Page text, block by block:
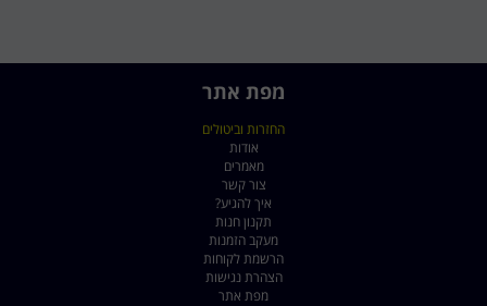
מפת אתר
החזרות וביטולים
אודות
מאמרים
צור קשר
איך להגיע?
תקנון חנות
מעקב הזמנות
הרשמת לקוחות
הצהרת נגישות
מפת אתר